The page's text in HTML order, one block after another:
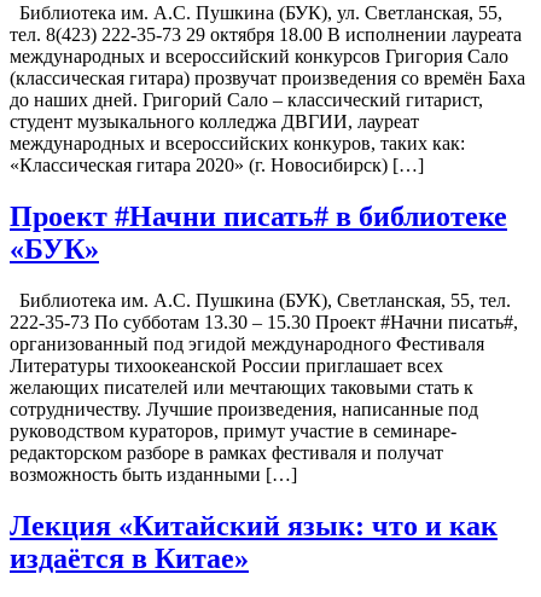
Библиотека им. А.С. Пушкина (БУК), ул. Светланская, 55,
тел. 8(423) 222-35-73 29 октября 18.00 В исполнении лауреата
международных и всероссийский конкурсов Григория Сало
(классическая гитара) прозвучат произведения со времён Баха
до наших дней. Григорий Сало – классический гитарист,
студент музыкального колледжа ДВГИИ, лауреат
международных и всероссийских конкуров, таких как:
«Классическая гитара 2020» (г. Новосибирск) […]
Проект #Начни писать# в библиотеке
«БУК»
Библиотека им. А.С. Пушкина (БУК), Светланская, 55, тел.
222-35-73 По субботам 13.30 – 15.30 Проект #Начни писать#,
организованный под эгидой международного Фестиваля
Литературы тихоокеанской России приглашает всех
желающих писателей или мечтающих таковыми стать к
сотрудничеству. Лучшие произведения, написанные под
руководством кураторов, примут участие в семинаре-
редакторском разборе в рамках фестиваля и получат
возможность быть изданными […]
Лекция «Китайский язык: что и как
издаётся в Китае»